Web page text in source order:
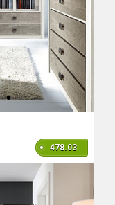
478.03